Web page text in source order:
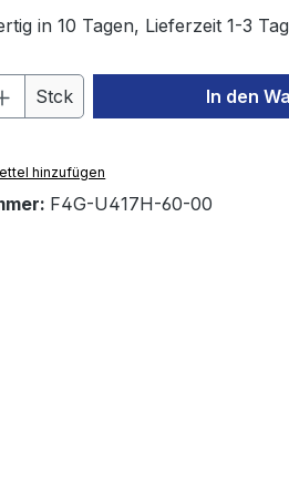
in 10 Tagen, Lieferzeit 1-3
Anzahl: Gib den
Stck In den
hinzufügen
F4G-U417H-60-00